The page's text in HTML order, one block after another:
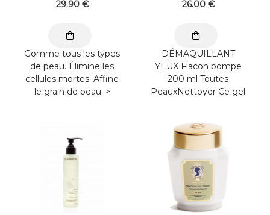
29.90 €
Gomme tous les types
de peau. Élimine les
cellules mortes. Affine
le grain de peau. >
26.00 €
DÉMAQUILLANT
YEUX Flacon pompe
200 ml Toutes
PeauxNettoyer Ce gel
...